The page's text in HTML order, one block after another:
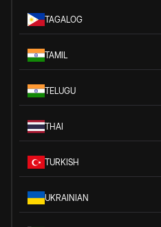
TAGALOG
TAMIL
TELUGU
THAI
TURKISH
UKRAINIAN